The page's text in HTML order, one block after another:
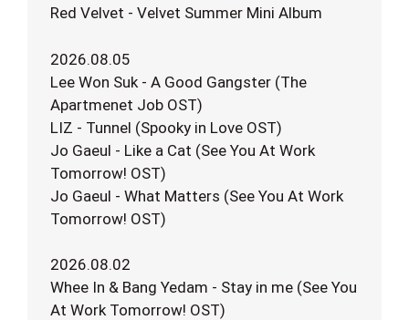
Red Velvet - Velvet Summer Mini Album
2026.08.05
Lee Won Suk - A Good Gangster (The
Apartmenet Job OST)
LIZ - Tunnel (Spooky in Love OST)
Jo Gaeul - Like a Cat (See You At Work
Tomorrow! OST)
Jo Gaeul - What Matters (See You At Work
Tomorrow! OST)
2026.08.02
Whee In & Bang Yedam - Stay in me (See You
At Work Tomorrow! OST)